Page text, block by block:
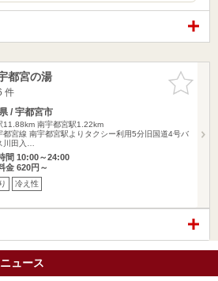
お気に入
りに追加
都宮の湯
件
/ 宇都宮市
11.88km 南宇都宮駅1.22km
都宮線 南宇都宮駅よりタクシー利用5分旧国道4号バ
川田入…
間 10:00～24:00
金 620円～
冷え性
ュース